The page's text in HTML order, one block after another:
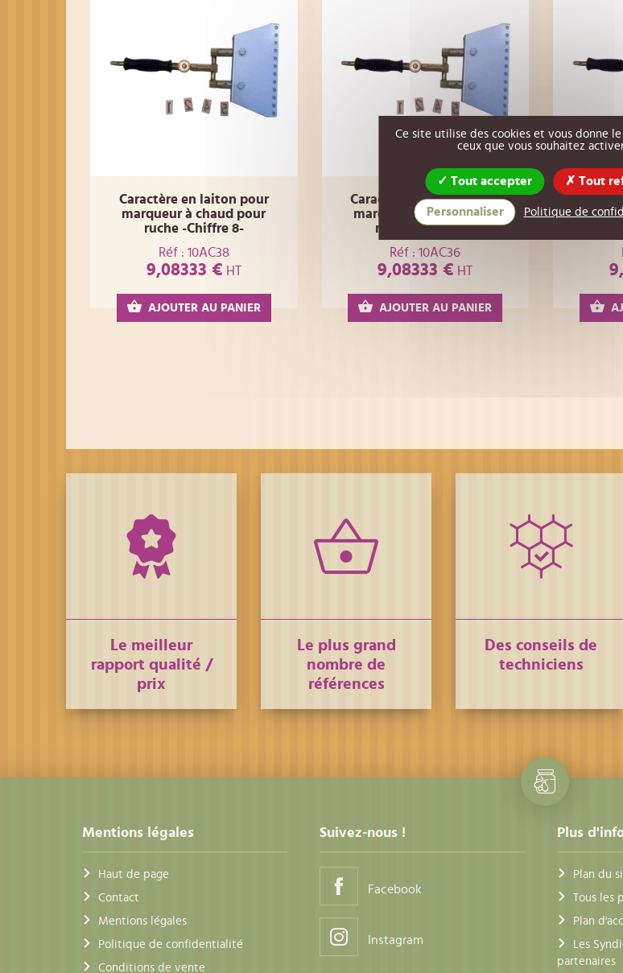
Caractère en laiton pour
marqueur à chaud pour
ruche -Chiffre 8-
Réf : 10AC38
9,08333 € HT
AJOUTER AU PANIER
Caractère en laiton pour
marqueur à chaud pour
ruche -Chiffre 6-
Réf : 10AC36
9,08333 € HT
AJOUTER AU PANIER
Le meilleur
rapport qualité /
prix
Le plus grand
nombre de
références
Des conseils de
techniciens
Mentions légales
Haut de page
Contact
Mentions légales
Politique de confidentialité
Conditions de vente
Suivez-nous !
Facebook
Instagram
Plus
Plan du
Tous les
Plan
Les
partenaires
Ce site utilise des cookies et vous donne
ceux que vous souhaitez
Tout accepter Tout
Personnaliser Politique de